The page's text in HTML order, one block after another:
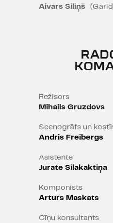
kā nošķirt
Aivars Siliņš
Režisors
Mihails Gruzdovs
Scenogrāfs un
Andris Freibergs
Asistente
Jurate Silakaktiņa
Komponists
Arturs Maskats
Cīņu konsultants